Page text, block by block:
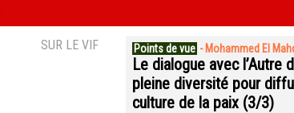
SUR LE VIF Points de vue - Mohammed El
Le dialogue avec l’Autre
pleine diversité pour
culture de la paix (3/3)